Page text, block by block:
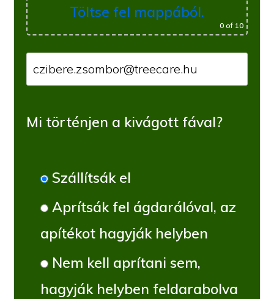
Töltse fel mappából.
0of 10
Mi történjen a kivágott fával?
Szállítsák el
Aprítsák fel ágdarálóval, az
apítékot hagyják helyben
Nem kell aprítani sem,
hagyják helyben feldarabolva